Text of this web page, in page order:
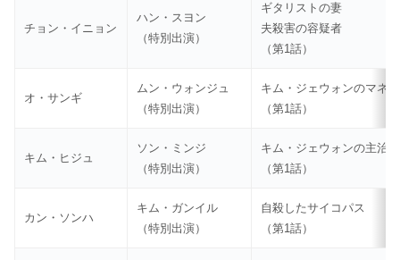
チョン・イニョン
ハン・スヨン
（特別出演）
ギタリストの妻
夫殺害の容疑者
（第1話）
オ・サンギ
ムン・ウォンジュ
（特別出演）
キム・ジェウォンのマネ
（第1話）
キム・ヒジュ
ソン・ミンジ
（特別出演）
キム・ジェウォンの主治医
（第1話）
カン・ソンハ
キム・ガンイル
（特別出演）
自殺したサイコパス
（第1話）